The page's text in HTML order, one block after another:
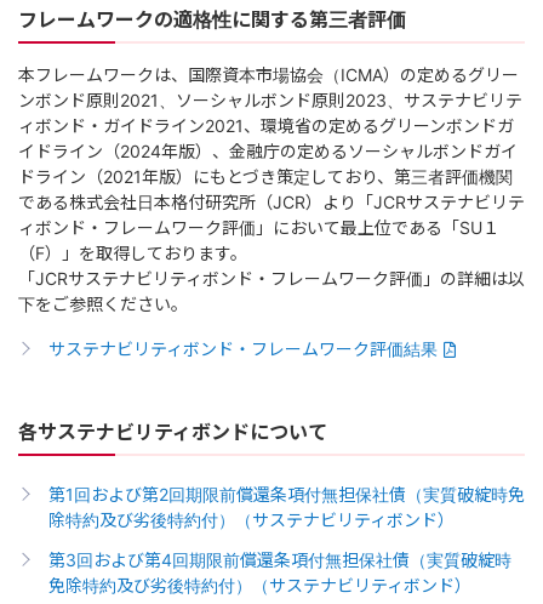
フレームワークの適格性に関する第三者評価
本フレームワークは、国際資本市場協会（ICMA）の定めるグリー
ンボンド原則2021、ソーシャルボンド原則2023、サステナビリテ
ィボンド・ガイドライン2021、環境省の定めるグリーンボンドガ
イドライン（2024年版）、金融庁の定めるソーシャルボンドガイ
ドライン（2021年版）にもとづき策定しており、第三者評価機関
である株式会社日本格付研究所（JCR）より「JCRサステナビリテ
ィボンド・フレームワーク評価」において最上位である「SU１
（F）」を取得しております。
「JCRサステナビリティボンド・フレームワーク評価」の詳細は以
下をご参照ください。
サステナビリティボンド・フレームワーク評価結果
各サステナビリティボンドについて
第1回および第2回期限前償還条項付無担保社債（実質破綻時免
除特約及び劣後特約付）（サステナビリティボンド）
第3回および第4回期限前償還条項付無担保社債（実質破綻時
免除特約及び劣後特約付）（サステナビリティボンド）